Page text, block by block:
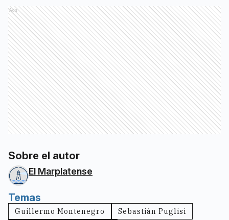
Ads
Sobre el autor
El Marplatense
Temas
Guillermo Montenegro
Sebastián Puglisi